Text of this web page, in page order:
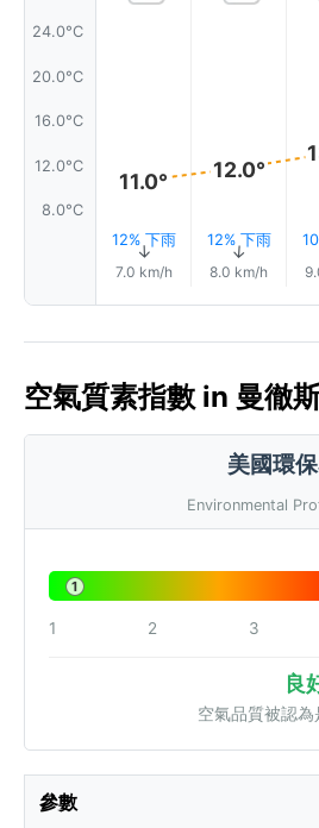
24.0°C
20.0°C
16.0°C
12.0°C
8.0°C
11.0°
12% 下雨
↑
7.0 km/h
12.0°
12% 下雨
↑
8.0 km/h
空氣質素指數 in 曼徹
美國環
Environmental
1
1 2 3
良
空氣品質被認
參數